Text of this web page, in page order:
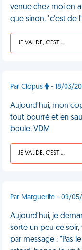
venue chez moi en
que sinon, "c'est de
JE VALIDE, C'EST UNE VDM
Par Clopus - 18/03/
Aujourd'hui, mon
tout bourré et en
boule. VDM
JE VALIDE, C'EST UNE VDM
Par Marguerite - 09/05/
Aujourd'hui, je
sorte un peu ce
par message : "Pas